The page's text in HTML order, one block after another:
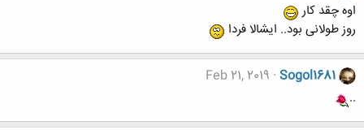
اوه چقد کار
روز طولانی بود.. ایشالا فردا
Sogol1681
Feb 21, 2019
..